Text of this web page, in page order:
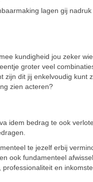
lagen gij
kundigheid jou zeker
groter veel
dit jij enkelvoudig kunt
zien acteren?
idem bedrag te ook
te jezelf erbij
ook fundamenteel
en